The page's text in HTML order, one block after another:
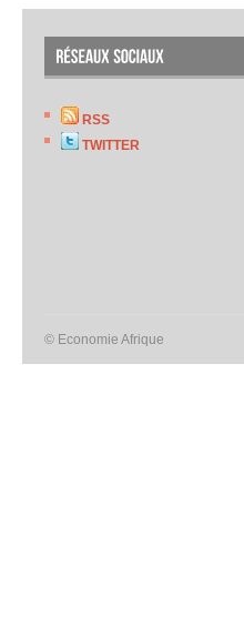
RSS
TWITTER
© Economie Afrique